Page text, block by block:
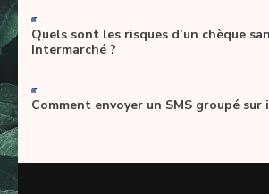
-
Quels sont les risques d’un chèque
Intermarché ?
-
Comment envoyer un SMS groupé sur